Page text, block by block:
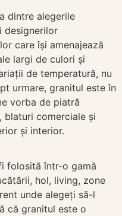
dintre alegerile
designerilor
care își amenajează
largi de culori și
de temperatură, nu
urmare, granitul este în
vorba de piatră
blaturi comerciale și
și interior.
folosită într-o gamă
hol, living, zone
unde alegeți să-l
că granitul este o